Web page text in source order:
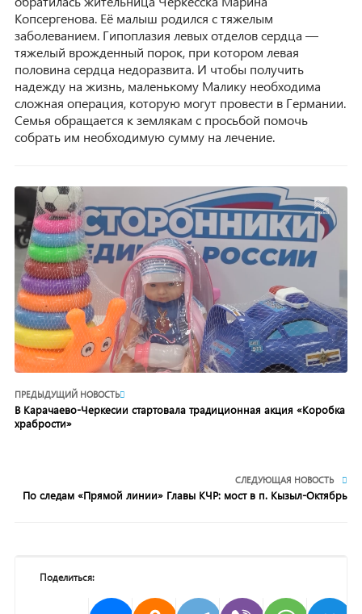
Копсергенова. Её малыш родился с тяжелым
заболеванием. Гипоплазия левых отделов сердца —
тяжелый врожденный порок, при котором левая
половина сердца недоразвита. И чтобы получить
надежду на жизнь, маленькому Малику необходима
сложная операция, которую могут провести в Германии.
Семья обращается к землякам с просьбой помочь
собрать им необходимую сумму на лечение.
ПРЕДЫДУЩИЙ НОВОСТЬ
В Карачаево-Черкесии стартовала традиционная акция «Коробка
храбрости»
СЛЕДУЮЩАЯ НОВОСТЬ
По следам «Прямой линии» Главы КЧР: мост в п. Кызыл-Октябрь
Поделиться: